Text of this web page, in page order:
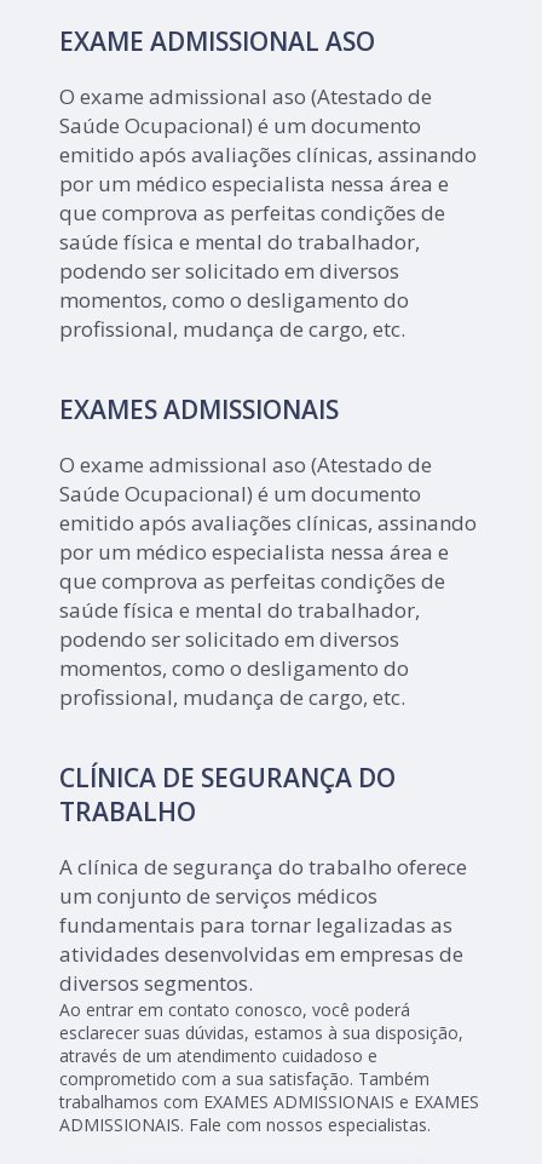
EXAME ADMISSIONAL ASO
O exame admissional aso (Atestado de
Saúde Ocupacional) é um documento
emitido após avaliações clínicas, assinando
por um médico especialista nessa área e
que comprova as perfeitas condições de
saúde física e mental do trabalhador,
podendo ser solicitado em diversos
momentos, como o desligamento do
profissional, mudança de cargo, etc.
EXAMES ADMISSIONAIS
O exame admissional aso (Atestado de
Saúde Ocupacional) é um documento
emitido após avaliações clínicas, assinando
por um médico especialista nessa área e
que comprova as perfeitas condições de
saúde física e mental do trabalhador,
podendo ser solicitado em diversos
momentos, como o desligamento do
profissional, mudança de cargo, etc.
CLÍNICA DE SEGURANÇA DO
TRABALHO
A clínica de segurança do trabalho oferece
um conjunto de serviços médicos
fundamentais para tornar legalizadas as
atividades desenvolvidas em empresas de
diversos segmentos.
Ao entrar em contato conosco, você poderá
esclarecer suas dúvidas, estamos à sua disposição,
através de um atendimento cuidadoso e
comprometido com a sua satisfação. Também
trabalhamos com EXAMES ADMISSIONAIS e EXAMES
ADMISSIONAIS. Fale com nossos especialistas.